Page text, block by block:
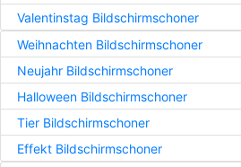
Valentinstag Bildschirmschoner
Weihnachten Bildschirmschoner
Neujahr Bildschirmschoner
Halloween Bildschirmschoner
Tier Bildschirmschoner
Effekt Bildschirmschoner